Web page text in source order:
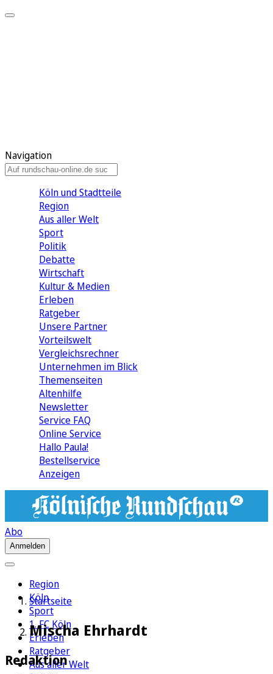
Navigation
Köln und Stadtteile
Region
Aus aller Welt
Sport
Politik
Debatte
Wirtschaft
Kultur & Medien
Erleben
Ratgeber
Unsere Partner
Vorteilswelt
Vergleichsrechner
Unternehmen im Blick
Themenseiten
Altenhilfe
Newsletter
Service FAQ
Online Service
Hallo Paula!
Bestellservice
Anzeigen
Abo
Anmelden
Region
Köln
Sport
1. FC Köln
Erleben
Ratgeber
Aus aller Welt
Startseite
Mischa Ehrhardt
Redaktion